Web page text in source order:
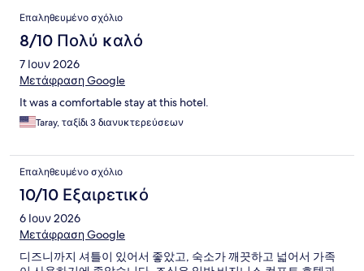
Σχόλια
Επαληθευμένο σχόλιο
8/10 Πολύ καλό
7 Ιουν 2026
Μετάφραση Google
It was a comfortable stay at this hotel.
Taray, ταξίδι 3 διανυκτερεύσεων
Επαληθευμένο σχόλιο
10/10 Εξαιρετικό
6 Ιουν 2026
Μετάφραση Google
디즈니까지 셔틀이 있어서 좋았고, 숙소가 깨끗하고 넓어서 가족